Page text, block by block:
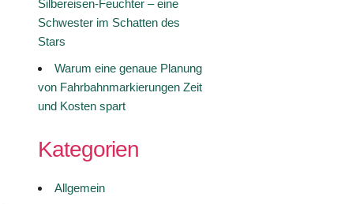
Silbereisen-Feuchter – eine
Schwester im Schatten des
Stars
Warum eine genaue Planung
von Fahrbahnmarkierungen Zeit
und Kosten spart
Kategorien
Allgemein